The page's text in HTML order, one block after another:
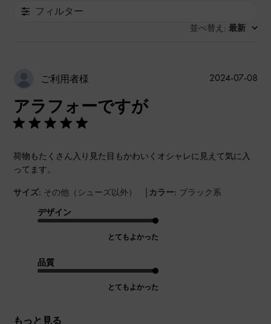
フィルター
並べ替え : 最新
ご利用者様
アラフォーですが
荷物もたくさん入り見た目もかわいくオシャレに見えて気に入
ってます。
サイズ: その他（シューズ以外） | カラー: ブラック系
デザイン
とてもよかった
品質
とてもよかった
もっと見る
公
2024-07-08